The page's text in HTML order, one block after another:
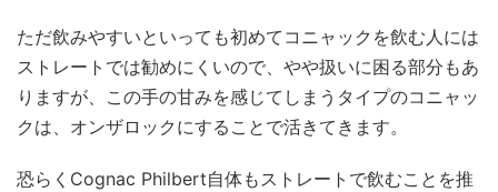
ただ飲みやすいといっても初めてコニャックを飲む人には
ストレートでは勧めにくいので、やや扱いに困る部分もあ
りますが、この手の甘みを感じてしまうタイプのコニャッ
クは、オンザロックにすることで活きてきます。
恐らくCognac Philbert自体もストレートで飲むことを推